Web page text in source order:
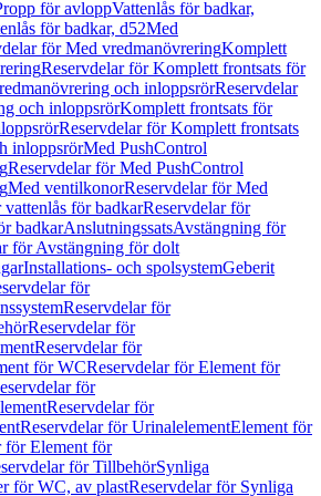
för avloppVattenlås för badkar,
för badkar, d52Med
för Med vredmanövreringKomplett
Reservdelar för Komplett frontsats för
och inloppsrörReservdelar
och inloppsrörKomplett frontsats för
Reservdelar för Komplett frontsats
inloppsrörMed PushControl
Reservdelar för Med PushControl
Med ventilkonorReservdelar för Med
för badkarReservdelar för
badkarAnslutningssatsAvstängning för
för Avstängning för dolt
Installations- och spolsystemGeberit
för
Reservdelar för
Reservdelar för
Reservdelar för
för WCReservdelar för Element för
för
Reservdelar för
Reservdelar för UrinalelementElement för
för Element för
för TillbehörSynliga
för WC, av plastReservdelar för Synliga